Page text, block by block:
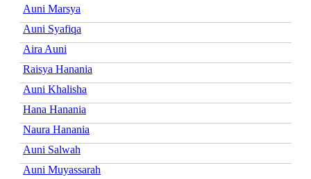
Auni Marsya
Auni Syafiqa
Aira Auni
Raisya Hanania
Auni Khalisha
Hana Hanania
Naura Hanania
Auni Salwah
Auni Muyassarah